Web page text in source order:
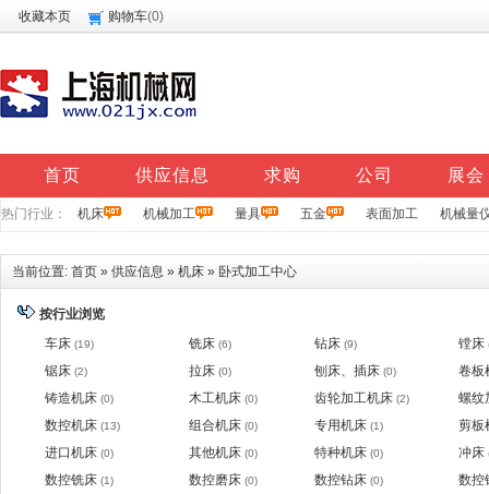
收藏本页 购物车(0)
首页 供应信息 求购 公司 展会
热门行业： 机床 机械加工 量具 五金 表面加工 机械量
当前位置: 首页 » 供应信息 » 机床 » 卧式加工中心
按行业浏览
车床 (19) 铣床 (6) 钻床 (9) 镗床
锯床 (2) 拉床 (0) 刨床、插床 (0)
卷板
铸造机床 (0) 木工机床 (0) 齿轮加工机床 (2)
螺纹
数控机床 (13) 组合机床 (0) 专用机床 (1)
剪板
进口机床 (0) 其他机床 (0) 特种机床 (0) 冲床
数控铣床 (1) 数控磨床 (0) 数控钻床 (0)
数控